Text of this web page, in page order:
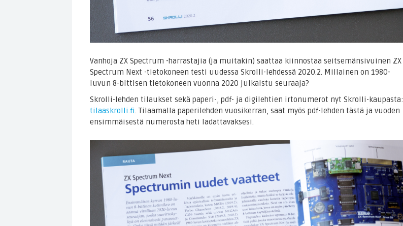
Vanhoja ZX Spectrum -harrastajia (ja muitakin) saattaa kiinnostaa seitsemänsivuinen ZX
Spectrum Next -tietokoneen testi uudessa Skrolli-lehdessä 2020.2. Millainen on 1980-
luvun 8-bittisen tietokoneen vuonna 2020 julkaistu seuraaja?
Skrolli-lehden tilaukset sekä paperi-, pdf- ja digilehtien irtonumerot nyt Skrolli-kaupasta:
tilaaskrolli.fi. Tilaamalla paperilehden vuosikerran, saat myös pdf-lehden tästä ja vuoden
ensimmäisestä numerosta heti ladattavaksesi.